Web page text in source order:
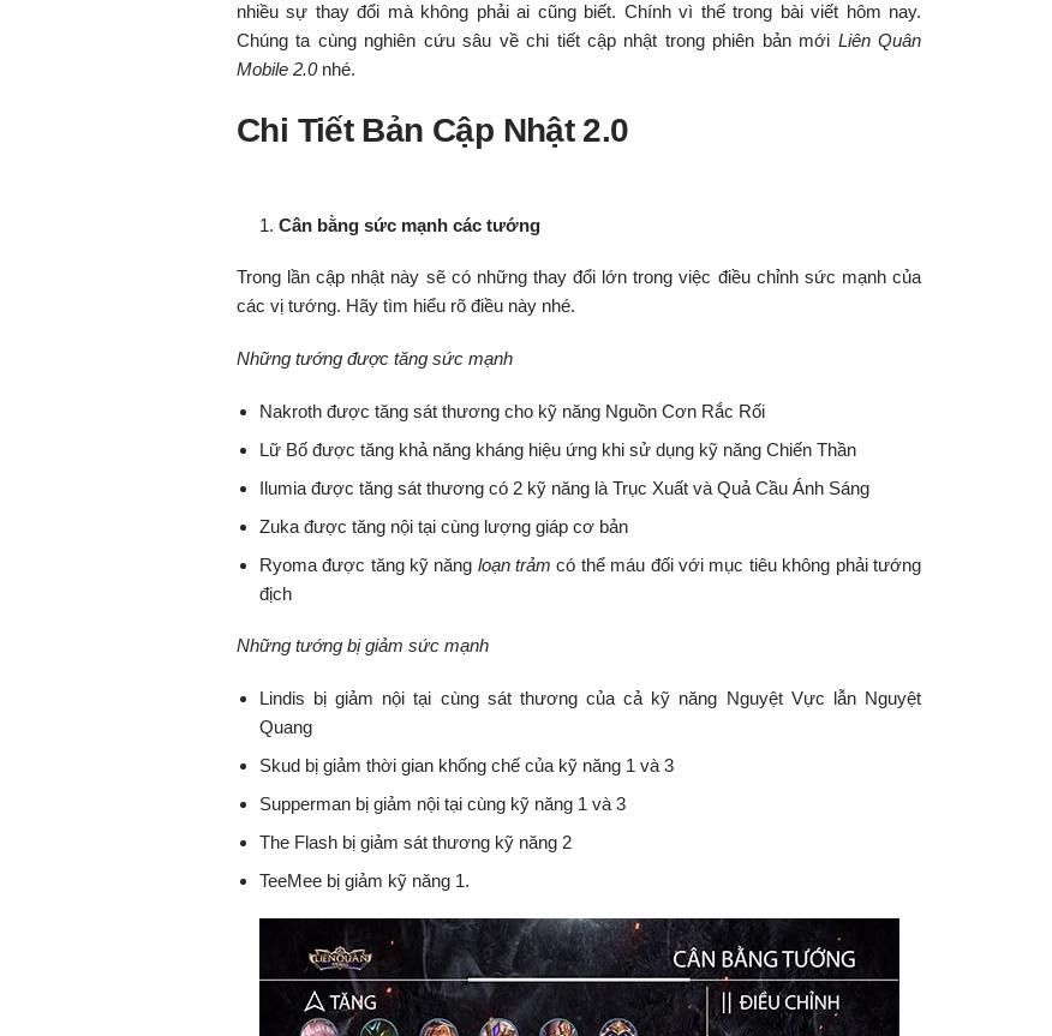
nhiều sự thay đổi mà không phải ai cũng biết. Chính vì thế trong bài viết hôm nay.
Chúng ta cùng nghiên cứu sâu về chi tiết cập nhật trong phiên bản mới Liên Quân
Mobile 2.0nhé.
Chi Tiết Bản Cập Nhật 2.0
Cân bằng sức mạnh các tướng
Trong lần cập nhật này sẽ có những thay đổi lớn trong việc điều chỉnh sức mạnh của
các vị tướng. Hãy tìm hiểu rõ điều này nhé.
Những tướng được tăng sức mạnh
Nakroth được tăng sát thương cho kỹ năng Nguồn Cơn Rắc Rối
Lữ Bố được tăng khả năng kháng hiệu ứng khi sử dụng kỹ năng Chiến Thần
Ilumia được tăng sát thương có 2 kỹ năng là Trục Xuất và Quả Cầu Ánh Sáng
Zuka được tăng nội tại cùng lượng giáp cơ bản
Ryoma được tăng kỹ năng loạn trảm có thể máu đối với mục tiêu không phải tướng
địch
Những tướng bị giảm sức mạnh
Lindis bị giảm nội tại cùng sát thương của cả kỹ năng Nguyệt Vực lẫn Nguyệt
Quang
Skud bị giảm thời gian khống chế của kỹ năng 1 và 3
Supperman bị giảm nội tại cùng kỹ năng 1 và 3
The Flash bị giảm sát thương kỹ năng 2
TeeMee bị giảm kỹ năng 1.